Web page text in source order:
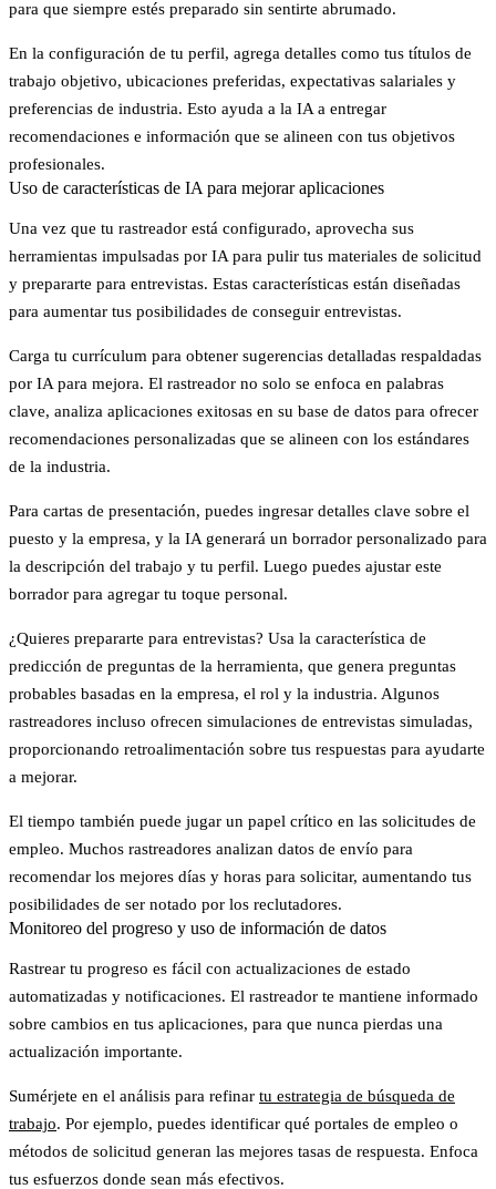
para que siempre estés preparado sin sentirte abrumado.
En la configuración de tu perfil, agrega detalles como tus títulos de
trabajo objetivo, ubicaciones preferidas, expectativas salariales y
preferencias de industria. Esto ayuda a la IA a entregar
recomendaciones e información que se alineen con tus objetivos
profesionales.
Uso de características de IA para mejorar aplicaciones
Una vez que tu rastreador está configurado, aprovecha sus
herramientas impulsadas por IA para pulir tus materiales de solicitud
y prepararte para entrevistas. Estas características están diseñadas
para aumentar tus posibilidades de conseguir entrevistas.
Carga tu currículum para obtener sugerencias detalladas respaldadas
por IA para mejora. El rastreador no solo se enfoca en palabras
clave, analiza aplicaciones exitosas en su base de datos para ofrecer
recomendaciones personalizadas que se alineen con los estándares
de la industria.
Para cartas de presentación, puedes ingresar detalles clave sobre el
puesto y la empresa, y la IA generará un borrador personalizado para
la descripción del trabajo y tu perfil. Luego puedes ajustar este
borrador para agregar tu toque personal.
¿Quieres prepararte para entrevistas? Usa la característica de
predicción de preguntas de la herramienta, que genera preguntas
probables basadas en la empresa, el rol y la industria. Algunos
rastreadores incluso ofrecen simulaciones de entrevistas simuladas,
proporcionando retroalimentación sobre tus respuestas para ayudarte
a mejorar.
El tiempo también puede jugar un papel crítico en las solicitudes de
empleo. Muchos rastreadores analizan datos de envío para
recomendar los mejores días y horas para solicitar, aumentando tus
posibilidades de ser notado por los reclutadores.
Monitoreo del progreso y uso de información de datos
Rastrear tu progreso es fácil con actualizaciones de estado
automatizadas y notificaciones. El rastreador te mantiene informado
sobre cambios en tus aplicaciones, para que nunca pierdas una
actualización importante.
Sumérjete en el análisis para refinar tu estrategia de búsqueda de
trabajo. Por ejemplo, puedes identificar qué portales de empleo o
métodos de solicitud generan las mejores tasas de respuesta. Enfoca
tus esfuerzos donde sean más efectivos.